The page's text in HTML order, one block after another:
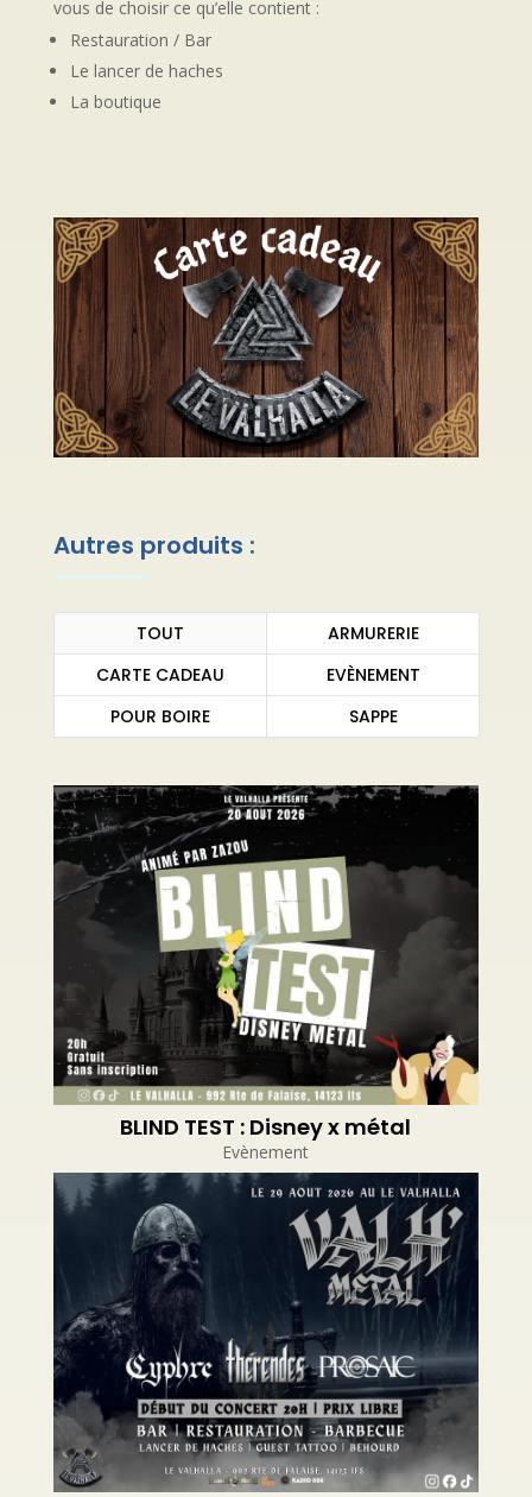
vous de choisir ce qu’elle contient :
Restauration / Bar
Le lancer de haches
La boutique
Autres produits :
TOUT
ARMURERIE
CARTE CADEAU
EVÈNEMENT
POUR BOIRE
SAPPE
BLIND TEST : Disney x métal
Evènement